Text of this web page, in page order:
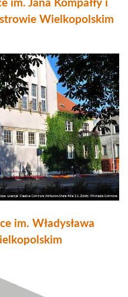
im. Jana Kompałły i
Wielkopolskim
im. Władysława